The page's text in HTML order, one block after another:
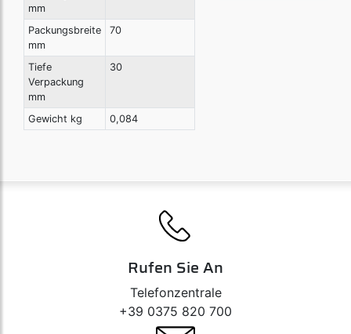
Kit Anschlüsse (fix points) - 3 Schienen
Art. N30422
Kit Anschlüsse (fix points) - 3 Schienen
Art. N30432
Kit Anschlüsse (fix points) - 2 Schienen
mm
Packungsbreite
mm
70
Tiefe
Verpackung
mm
30
Gewicht kg 0,084
Rufen Sie An
Telefonzentrale
+39 0375 820 700